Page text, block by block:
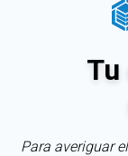
Tu
Para averiguar